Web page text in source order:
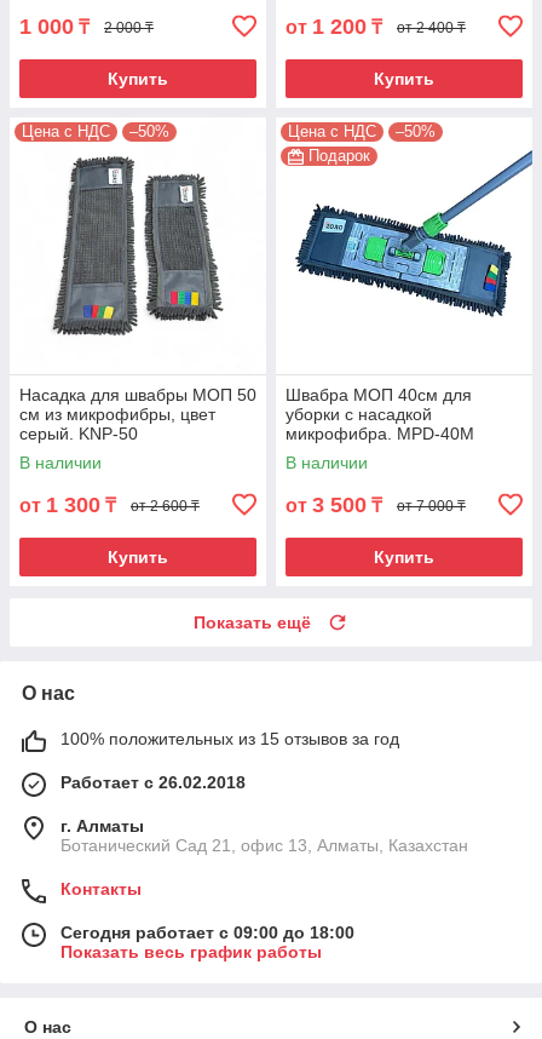
1 000 ₸ 2 000 ₸
Купить
от 1 200 ₸ от 2 400 ₸
Купить
Цена с НДС –50%
Насадка для швабры МОП 50
см из микрофибры, цвет
серый. KNP-50
В наличии
от 1 300 ₸ от 2 600 ₸
Купить
Цена с НДС
–50%
Подарок
Швабра МОП 40см для
уборки с насадкой
микрофибра. MPD-40M
В наличии
от 3 500 ₸ от 7 000 ₸
Купить
Показать ещё
О нас
100% положительных из 15 отзывов за год
Работает с 26.02.2018
г. Алматы
Ботанический Сад 21, офис 13, Алматы, Казахстан
Контакты
Сегодня работает с 09:00 до 18:00
Показать весь график работы
О нас